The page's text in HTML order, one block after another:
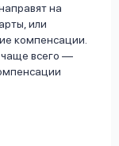
на
или
компенсации.
всего —